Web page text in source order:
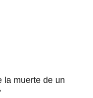
la muerte de un